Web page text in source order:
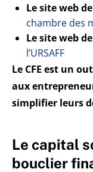
Le site web
chambre des
Le site web de
l’URSAFF
Le CFE est un
aux
simplifier leurs
Le capital
bouclier